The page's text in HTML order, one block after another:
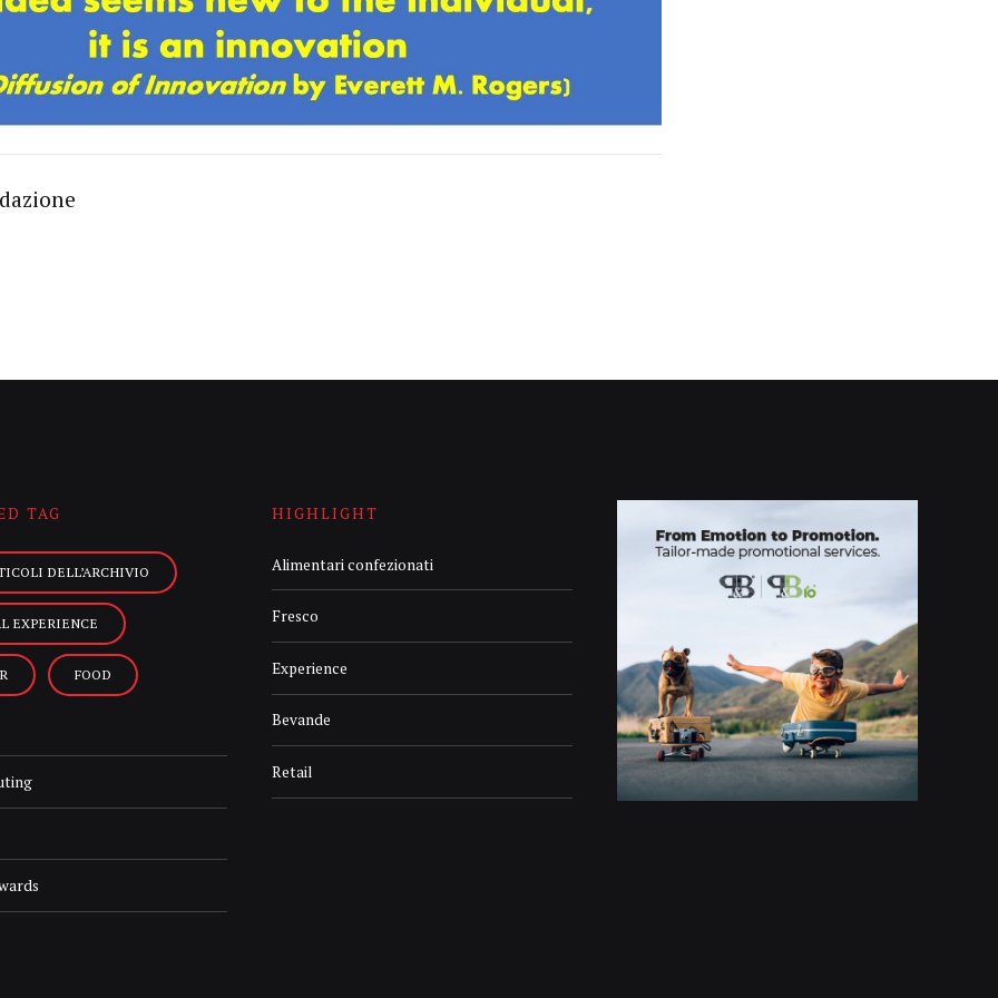
TAG
DELL’ARCHIVIO
EXPERIENCE
FOOD
HIGHLIGHT
Alimentari confezionati
Fresco
Experience
Bevande
Retail